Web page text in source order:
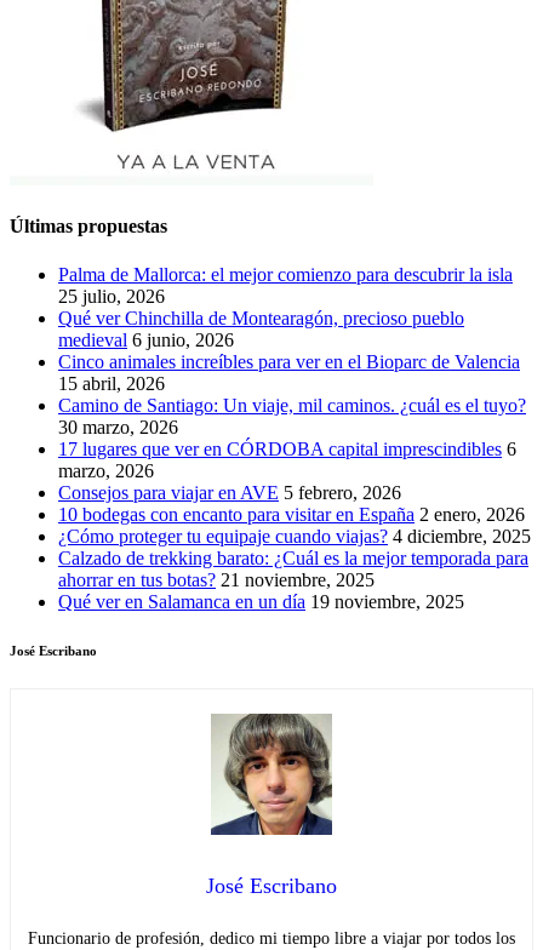
Últimas propuestas
Palma de Mallorca: el mejor comienzo para descubrir la isla
25 julio, 2026
Qué ver Chinchilla de Montearagón, precioso pueblo
medieval 6 junio, 2026
Cinco animales increíbles para ver en el Bioparc de Valencia
15 abril, 2026
Camino de Santiago: Un viaje, mil caminos. ¿cuál es el tuyo?
30 marzo, 2026
17 lugares que ver en CÓRDOBA capital imprescindibles 6
marzo, 2026
Consejos para viajar en AVE 5 febrero, 2026
10 bodegas con encanto para visitar en España 2 enero, 2026
¿Cómo proteger tu equipaje cuando viajas? 4 diciembre, 2025
Calzado de trekking barato: ¿Cuál es la mejor temporada para
ahorrar en tus botas? 21 noviembre, 2025
Qué ver en Salamanca en un día 19 noviembre, 2025
José Escribano
José Escribano
Funcionario de profesión, dedico mi tiempo libre a viajar por todos los